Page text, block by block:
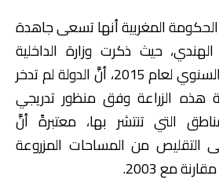
المغربية أنها تسعى جاهدة
الهندي، حيث ذكرت وزارة الداخلية
المغربية، في تقريرها السنوي لعام 2015، أنَّ الدولة لم تدخر
الزراعة وفق منظور تدريجي
التي تنتشر بها، معتبرةً أنَّ
التقليص من المساحات المزروعة